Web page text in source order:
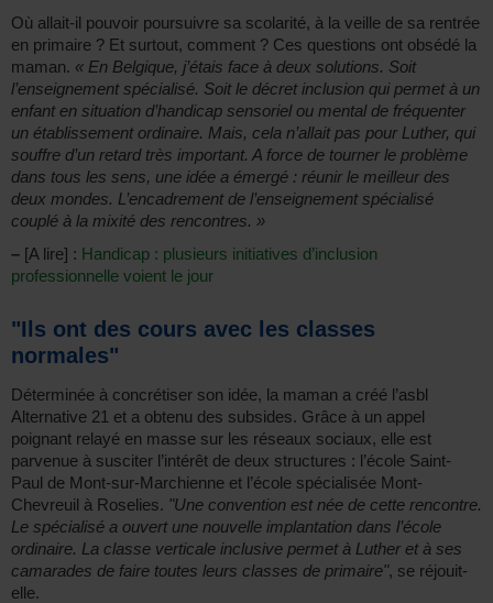
Où allait-il pouvoir poursuivre sa scolarité, à la veille de sa rentrée
en primaire ? Et surtout, comment ? Ces questions ont obsédé la
maman. « En Belgique, j’étais face à deux solutions. Soit
l’enseignement spécialisé. Soit le décret inclusion qui permet à un
enfant en situation d’handicap sensoriel ou mental de fréquenter
un établissement ordinaire. Mais, cela n’allait pas pour Luther, qui
souffre d’un retard très important. A force de tourner le problème
dans tous les sens, une idée a émergé : réunir le meilleur des
deux mondes. L’encadrement de l’enseignement spécialisé
couplé à la mixité des rencontres. »
– [A lire] : Handicap : plusieurs initiatives d’inclusion
professionnelle voient le jour
"Ils ont des cours avec les classes
normales"
Déterminée à concrétiser son idée, la maman a créé l’asbl
Alternative 21 et a obtenu des subsides. Grâce à un appel
poignant relayé en masse sur les réseaux sociaux, elle est
parvenue à susciter l’intérêt de deux structures : l’école Saint-
Paul de Mont-sur-Marchienne et l’école spécialisée Mont-
Chevreuil à Roselies. "Une convention est née de cette rencontre.
Le spécialisé a ouvert une nouvelle implantation dans l’école
ordinaire. La classe verticale inclusive permet à Luther et à ses
camarades de faire toutes leurs classes de primaire", se réjouit-
elle.